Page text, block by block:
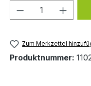
Produkt
Zum Merkzettel
Produktnummer: